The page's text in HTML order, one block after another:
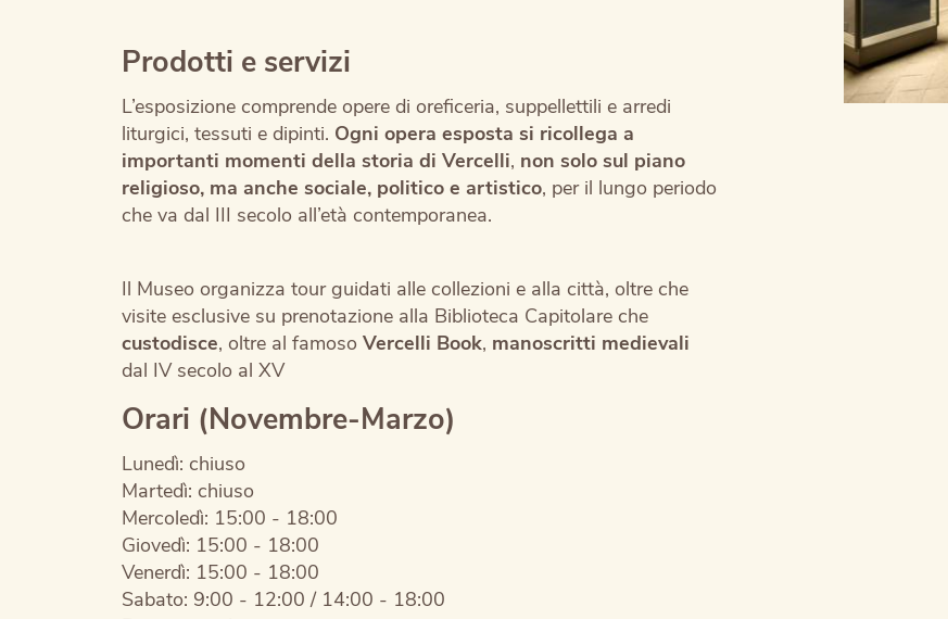
Prodotti e servizi
L’esposizione comprende opere di oreficeria, suppellettili e arredi
liturgici, tessuti e dipinti. Ogni opera esposta si ricollega a
importanti momenti della storia di Vercelli, non solo sul piano
religioso, ma anche sociale, politico e artistico, per il lungo periodo
che va dal III secolo all’età contemporanea.
Il Museo organizza tour guidati alle collezioni e alla città, oltre che
visite esclusive su prenotazione alla Biblioteca Capitolare che
custodisce, oltre al famoso Vercelli Book, manoscritti medievali
dal IV secolo al XV
Orari (Novembre-Marzo)
Lunedì: chiuso
Martedì: chiuso
Mercoledì: 15:00 - 18:00
Giovedì: 15:00 - 18:00
Venerdì: 15:00 - 18:00
Sabato: 9:00 - 12:00 / 14:00 - 18:00